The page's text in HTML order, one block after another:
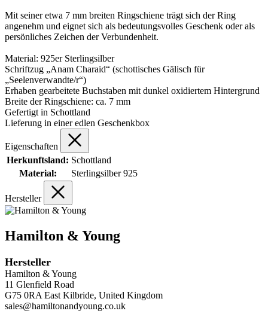
Mit seiner etwa 7 mm breiten Ringschiene trägt sich der Ring
angenehm und eignet sich als bedeutungsvolles Geschenk oder als
persönliches Zeichen der Verbundenheit.
Material: 925er Sterlingsilber
Schriftzug „Anam Charaid“ (schottisches Gälisch für
„Seelenverwandte/r“)
Erhaben gearbeitete Buchstaben mit dunkel oxidiertem Hintergrund
Breite der Ringschiene: ca. 7 mm
Gefertigt in Schottland
Lieferung in einer edlen Geschenkbox
Eigenschaften
Herkunftsland: Schottland
Material:
Sterlingsilber 925
Hersteller
Hamilton & Young
Hersteller
Hamilton & Young
11 Glenfield Road
G75 0RA East Kilbride, United Kingdom
sales@hamiltonandyoung.co.uk